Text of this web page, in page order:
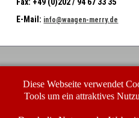
Fax: +49 (0)202 / 94 67 33 35
E-Mail: info@waagen-merry.de
Buchenhofener Str. 23-25
42329 Wuppertal
Diese Webseite verwendet
Tools um ein attraktives